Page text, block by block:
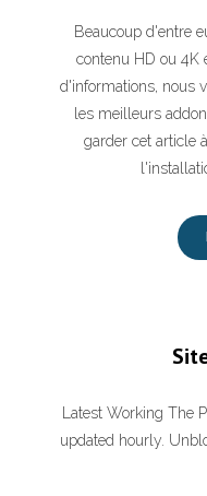
Beaucoup d'entre
contenu HD ou 4K
d'informations, nous
les meilleurs
garder cet article
Latest Working The
updated hourly.